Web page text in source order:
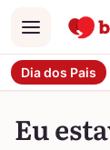
Menu
Dia dos Pais
Eu